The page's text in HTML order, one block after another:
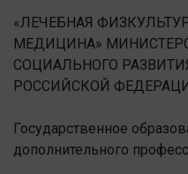
«ЛЕЧЕБНАЯ
МЕДИЦИНА»
СОЦИАЛЬНОГО
РОССИЙСКОЙ
Государственное
дополнительного